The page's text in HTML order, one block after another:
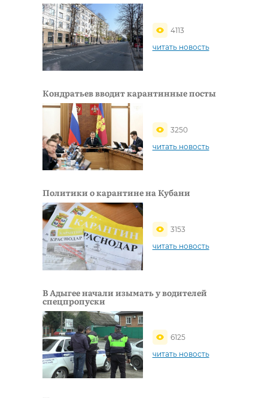
4113
читать новость
Кондратьев вводит карантинные посты
3250
читать новость
Политики о карантине на Кубани
3153
читать новость
В Адыгее начали изымать у водителей
спецпропуски
6125
читать новость